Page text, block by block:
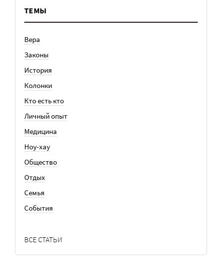
ТЕМЫ
Вера
Законы
История
Колонки
Кто есть кто
Личный опыт
Медицина
Ноу-хау
Общество
Отдых
Семья
События
ВСЕ СТАТЬИ